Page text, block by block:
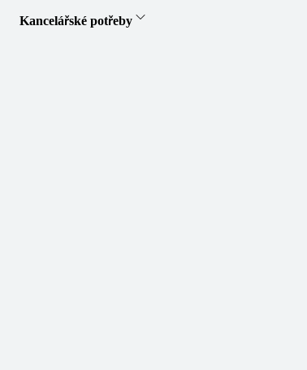
Kancelářské potřeby